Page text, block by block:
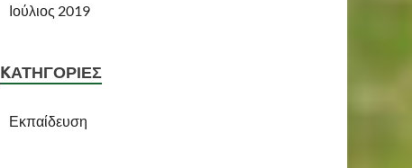
Ιούλιος 2019
KΑΤΗΓΟΡΊΕΣ
Εκπαίδευση